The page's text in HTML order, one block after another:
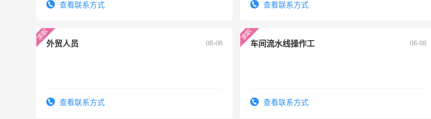
查看联系方式 查看联系方式
外贸人员 08-08
查看联系方式
车间流水线操作工 08-08
查看联系方式